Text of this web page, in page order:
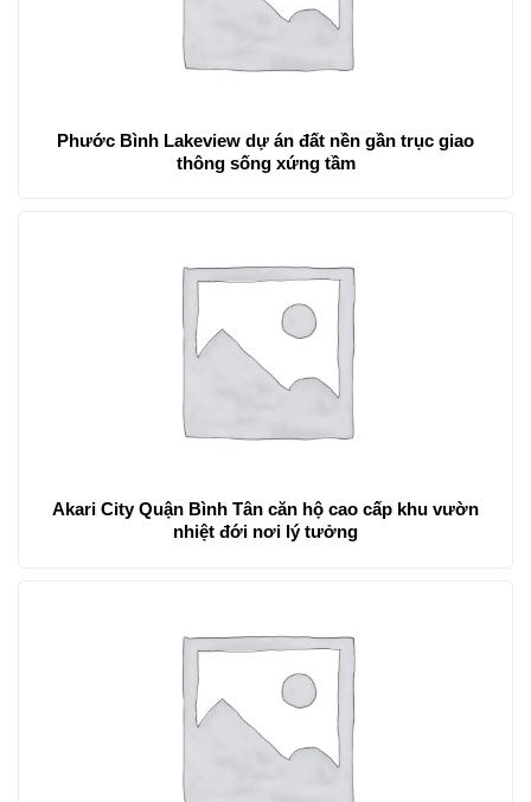
Phước Bình Lakeview dự án đất nền gần trục giao
thông sống xứng tầm
Akari City Quận Bình Tân căn hộ cao cấp khu vườn
nhiệt đới nơi lý tưởng